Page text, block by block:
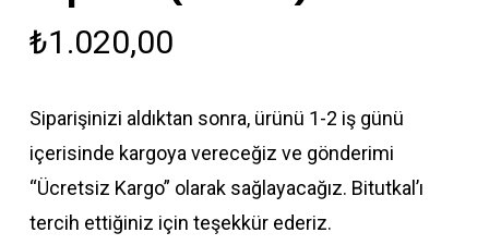
₺1.020,00
Siparişinizi aldıktan sonra, ürünü 1-2 iş günü
içerisinde kargoya vereceğiz ve gönderimi
“Ücretsiz Kargo” olarak sağlayacağız. Bitutkal’ı
tercih ettiğiniz için teşekkür ederiz.